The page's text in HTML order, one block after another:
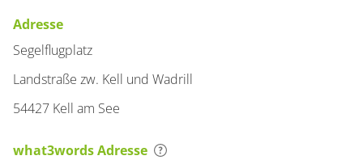
Adresse
Segelflugplatz
Landstraße zw. Kell und Wadrill
54427 Kell am See
what3words Adresse